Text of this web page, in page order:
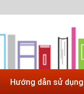
Hướng dẫn sử dụng